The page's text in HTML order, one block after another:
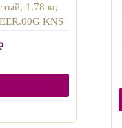
1.78 кг,
KNS